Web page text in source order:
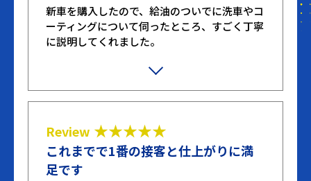
新車を購入したので、給油のついでに洗車やコ
ーティングについて伺ったところ、すごく丁寧
に説明してくれました。
が、嫌な顔せず笑顔で対応してくれたのが印象
的でした。ここまで丁寧に対応してくれたとこ
ろは初めてです。
Review ★★★★★
これまでで1番の接客と仕上がりに満
足です